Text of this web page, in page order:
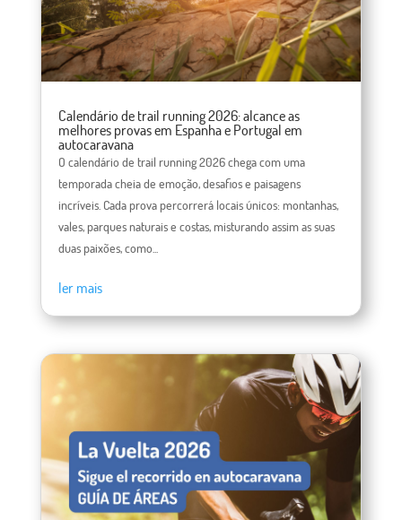
Calendário de trail running 2026: alcance as
melhores provas em Espanha e Portugal em
autocaravana
O calendário de trail running 2026 chega com uma
temporada cheia de emoção, desafios e paisagens
incríveis. Cada prova percorrerá locais únicos: montanhas,
vales, parques naturais e costas, misturando assim as suas
duas paixões, como...
ler mais